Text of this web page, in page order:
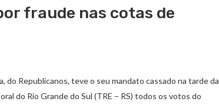
fraude nas cotas de
do Republicanos, teve o seu mandato cassado na tarde da
do Rio Grande do Sul (TRE – RS) todos os votos do